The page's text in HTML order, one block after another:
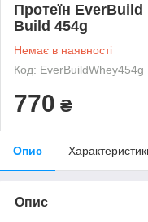
Протеїн
Build 454g
Немає в наявності
Код: EverBuildWhey454g
770 ₴
Опис
Опис